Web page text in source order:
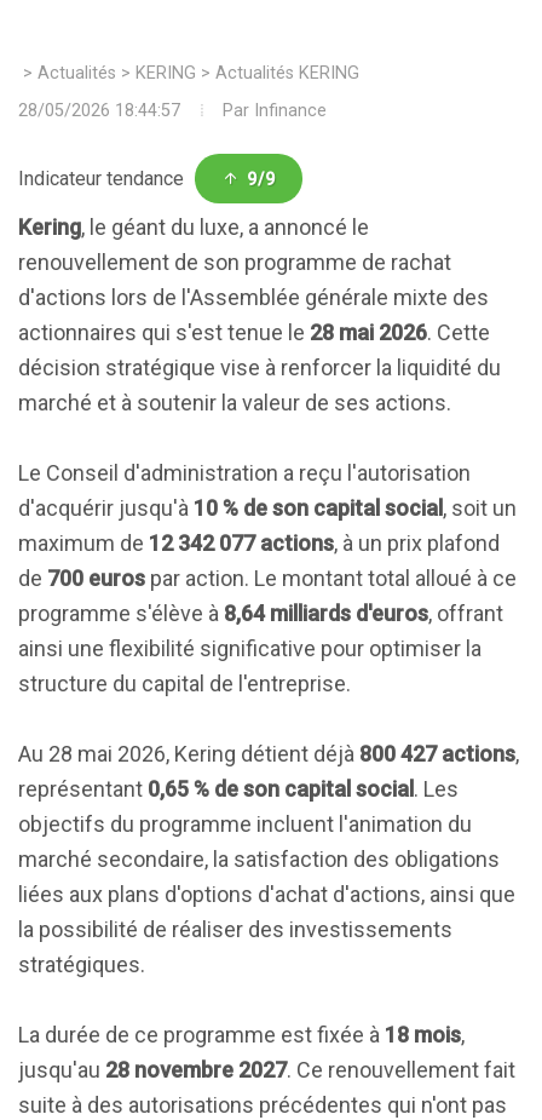
> Actualités > KERING > Actualités KERING
28/05/2026 18:44:57
Par Infinance
Indicateur tendance 9/9
Kering, le géant du luxe, a annoncé le
renouvellement de son programme de rachat
d'actions lors de l'Assemblée générale mixte des
actionnaires qui s'est tenue le 28 mai 2026. Cette
décision stratégique vise à renforcer la liquidité du
marché et à soutenir la valeur de ses actions.
Le Conseil d'administration a reçu l'autorisation
d'acquérir jusqu'à 10 % de son capital social , soit un
maximum de 12 342 077 actions, à un prix plafond
de 700 euros par action. Le montant total alloué à ce
programme s'élève à 8,64 milliards d'euros, offrant
ainsi une flexibilité significative pour optimiser la
structure du capital de l'entreprise.
Au 28 mai 2026, Kering détient déjà 800 427 actions,
représentant 0,65 % de son capital social . Les
objectifs du programme incluent l'animation du
marché secondaire, la satisfaction des obligations
liées aux plans d'options d'achat d'actions, ainsi que
la possibilité de réaliser des investissements
stratégiques.
La durée de ce programme est fixée à 18 mois,
jusqu'au 28 novembre 2027. Ce renouvellement fait
suite à des autorisations précédentes qui n'ont pas